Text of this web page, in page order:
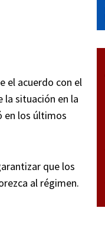
el acuerdo con el
la situación en la
en los últimos
que los
al régimen.